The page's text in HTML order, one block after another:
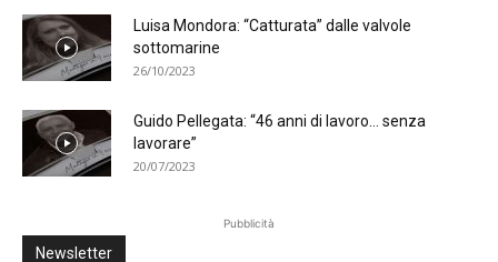
Luisa Mondora: “Catturata” dalle valvole
sottomarine
26/10/2023
Guido Pellegata: “46 anni di lavoro… senza
lavorare”
20/07/2023
Pubblicità
Newsletter